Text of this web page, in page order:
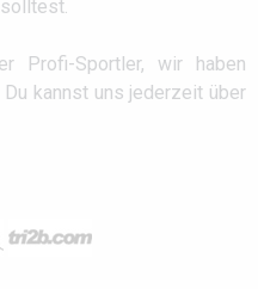
Profi-Sportler, wir haben
kannst uns jederzeit über